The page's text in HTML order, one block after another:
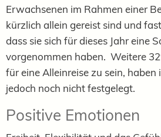
Erwachsenen im Rahmen einer
kürzlich allein gereist sind und
dass sie sich für dieses Jahr eine
vorgenommen haben. Weitere
für eine Alleinreise zu sein, haben
jedoch noch nicht festgelegt.
Positive Emotionen